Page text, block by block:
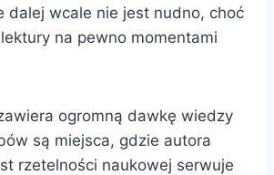
dalej wcale nie jest nudno, choć
lektury na pewno momentami
ogromną dawkę wiedzy
są miejsca, gdzie autora
rzetelności naukowej serwuje